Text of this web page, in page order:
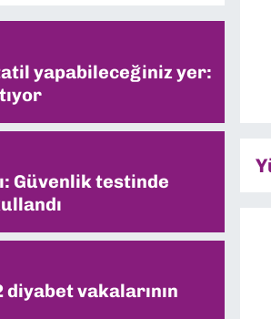
yapabileceğiniz yer:
Güvenlik testinde
diyabet vakalarının